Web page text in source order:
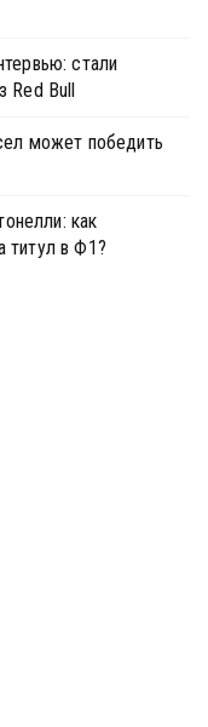
стали
Red Bull
может победить
как
титул в Ф1?